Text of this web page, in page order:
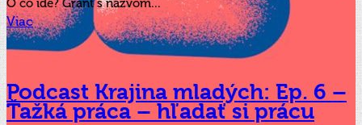
O čo ide? Grant s názvom...
Viac
Podcast Krajina mladých: Ep. 6 –
Ťažká práca – hľadať si prácu